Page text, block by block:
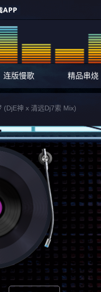
连版慢歌 精品串烧
(DjE神 x 清远Dj7索 Mix)